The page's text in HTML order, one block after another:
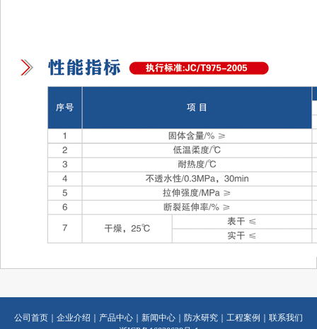
公司首页 ｜ 企业介绍 ｜ 产品中心 ｜ 新闻中心 ｜ 防水研究 ｜ 工程案例 ｜ 联系我们